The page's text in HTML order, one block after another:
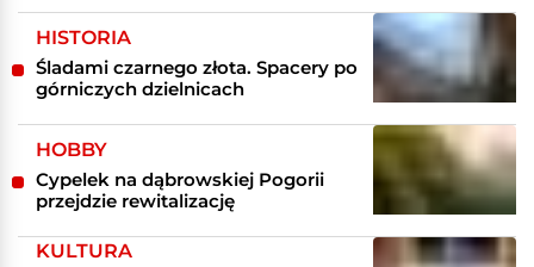
HISTORIA
Śladami czarnego złota. Spacery po
górniczych dzielnicach
HOBBY
Cypelek na dąbrowskiej Pogorii
przejdzie rewitalizację
KULTURA